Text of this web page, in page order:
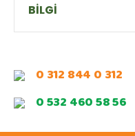
BİLGİ
0 312 844 0 312
0 532 460 58 56